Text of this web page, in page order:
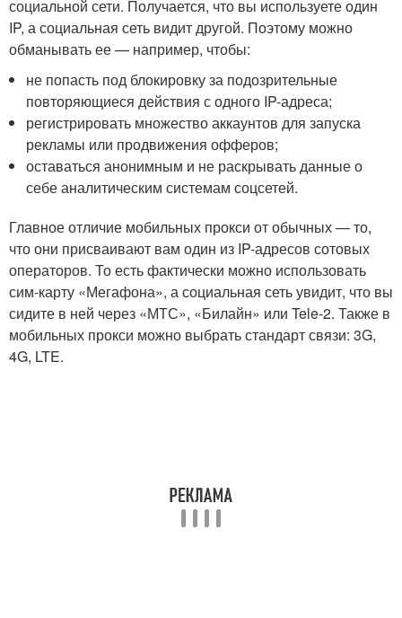
социальной сети. Получается, что вы используете один
IP, а социальная сеть видит другой. Поэтому можно
обманывать ее — например, чтобы:
не попасть под блокировку за подозрительные
повторяющиеся действия с одного IP-адреса;
регистрировать множество аккаунтов для запуска
рекламы или продвижения офферов;
оставаться анонимным и не раскрывать данные о
себе аналитическим системам соцсетей.
Главное отличие мобильных прокси от обычных — то,
что они присваивают вам один из IP-адресов сотовых
операторов. То есть фактически можно использовать
сим-карту «Мегафона», а социальная сеть увидит, что вы
сидите в ней через «МТС», «Билайн» или Tele-2. Также в
мобильных прокси можно выбрать стандарт связи: 3G,
4G, LTE.